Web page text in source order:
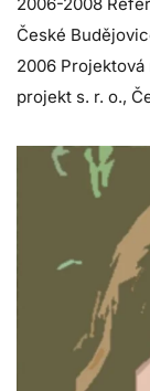
České
2006
projekt s. r. o.,